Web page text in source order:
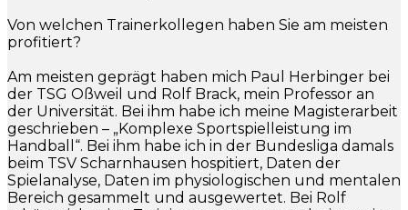
Von welchen Trainerkollegen haben Sie am meisten
profitiert?
Am meisten geprägt haben mich Paul Herbinger bei
der TSG Oßweil und Rolf Brack, mein Professor an
der Universität. Bei ihm habe ich meine Magisterarbeit
geschrieben – „Komplexe Sportspielleistung im
Handball“. Bei ihm habe ich in der Bundesliga damals
beim TSV Scharnhausen hospitiert, Daten der
Spielanalyse, Daten im physiologischen und mentalen
Bereich gesammelt und ausgewertet. Bei Rolf